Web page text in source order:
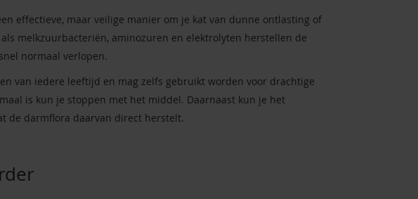
effectieve, maar veilige manier om je kat van dunne ontlasting of
melkzuurbacteriën, aminozuren en elektrolyten herstellen de
normaal verlopen.
van iedere leeftijd en mag zelfs gebruikt worden voor drachtige
is kun je stoppen met het middel. Daarnaast kun je het
de darmflora daarvan direct herstelt.